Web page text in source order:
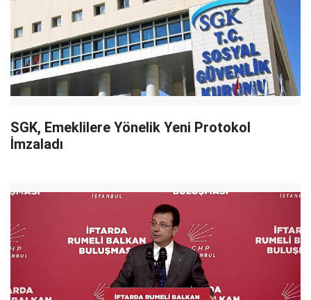
SGK, Emeklilere Yönelik Yeni Protokol
İmzaladı